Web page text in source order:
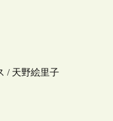
/ 天野絵里子